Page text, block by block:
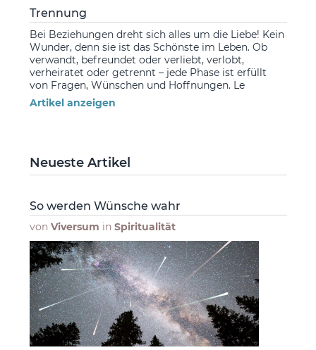
Trennung
Bei Beziehungen dreht sich alles um die Liebe! Kein
Wunder, denn sie ist das Schönste im Leben. Ob
verwandt, befreundet oder verliebt, verlobt,
verheiratet oder getrennt – jede Phase ist erfüllt
von Fragen, Wünschen und Hoffnungen. Le
Artikel anzeigen
Neueste Artikel
So werden Wünsche wahr
von Viversum in Spiritualität